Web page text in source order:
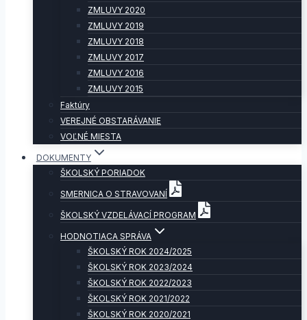
ZMLUVY 2020
ZMLUVY 2019
ZMLUVY 2018
ZMLUVY 2017
ZMLUVY 2016
ZMLUVY 2015
Faktúry
VEREJNÉ OBSTARÁVANIE
VOĽNÉ MIESTA
DOKUMENTY
ŠKOLSKÝ PORIADOK
SMERNICA O STRAVOVANÍ
ŠKOLSKÝ VZDELÁVACÍ PROGRAM
HODNOTIACA SPRÁVA
ŠKOLSKÝ ROK 2024/2025
ŠKOLSKÝ ROK 2023/2024
ŠKOLSKÝ ROK 2022/2023
ŠKOLSKÝ ROK 2021/2022
ŠKOLSKÝ ROK 2020/2021